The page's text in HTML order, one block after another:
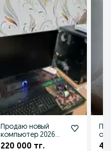
Продаю новый
компьютер 2026
года
220 000 тг. 40